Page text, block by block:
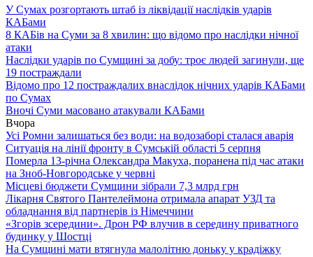
У Сумах розгортають штаб із ліквідації наслідків ударів
КАБами
8 КАБів на Суми за 8 хвилин: що відомо про наслідки нічної
атаки
Наслідки ударів по Сумщині за добу: троє людей загинули, ще
19 постраждали
Відомо про 12 постраждалих внаслідок нічних ударів КАБами
по Сумах
Вночі Суми масовано атакували КАБами
Вчора
Усі Ромни залишаться без води: на водозаборі сталася аварія
Ситуація на лінії фронту в Сумській області 5 серпня
Померла 13-річна Олександра Макуха, поранена під час атаки
на Зноб-Новгородське у червні
Місцеві бюджети Сумщини зібрали 7,3 млрд грн
Лікарня Святого Пантелеймона отримала апарат УЗД та
обладнання від партнерів із Німеччини
«Згорів зсередини». Дрон РФ влучив в середину приватного
будинку у Шостці
На Сумщині мати втягнула малолітню доньку у крадіжку